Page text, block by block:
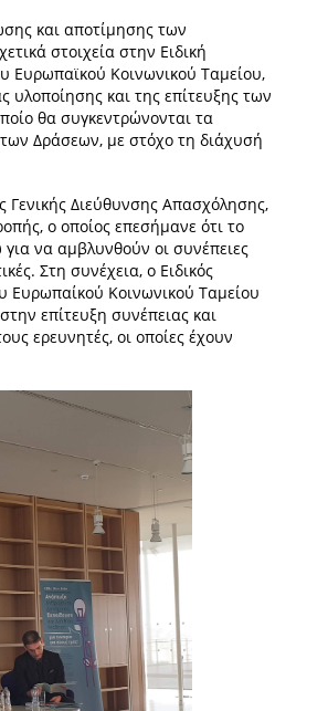
και αποτίμησης των
στοιχεία στην Ειδική
Ευρωπαϊκού Κοινωνικού Ταμείου,
υλοποίησης και της επίτευξης των
θα συγκεντρώνονται τα
Δράσεων, με στόχο τη διάχυσή
Διεύθυνσης Απασχόλησης,
ο οποίος επεσήμανε ότι το
να αμβλυνθούν οι συνέπειες
Στη συνέχεια, ο Ειδικός
Ευρωπαίκού Κοινωνικού Ταμείου
επίτευξη συνέπειας και
ερευνητές, οι οποίες έχουν